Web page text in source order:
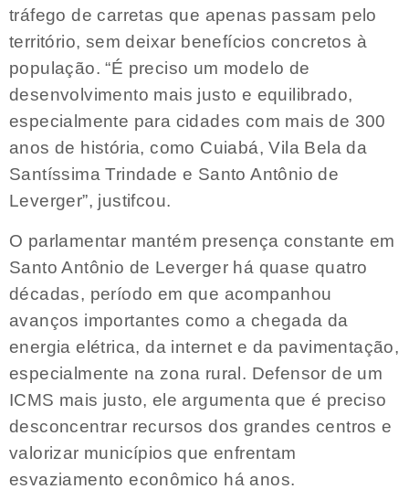
tráfego de carretas que apenas passam pelo
território, sem deixar benefícios concretos à
população. “É preciso um modelo de
desenvolvimento mais justo e equilibrado,
especialmente para cidades com mais de 300
anos de história, como Cuiabá, Vila Bela da
Santíssima Trindade e Santo Antônio de
Leverger”, justifcou.
O parlamentar mantém presença constante em
Santo Antônio de Leverger há quase quatro
décadas, período em que acompanhou
avanços importantes como a chegada da
energia elétrica, da internet e da pavimentação,
especialmente na zona rural. Defensor de um
ICMS mais justo, ele argumenta que é preciso
desconcentrar recursos dos grandes centros e
valorizar municípios que enfrentam
esvaziamento econômico há anos.